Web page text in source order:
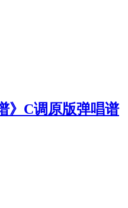
》C调原版弹唱谱